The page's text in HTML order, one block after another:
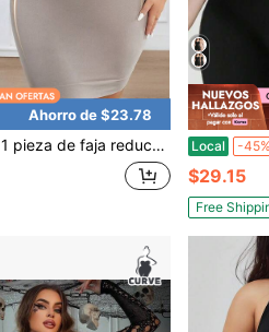
Ahorro de $23.78
1 pieza de faja reductora ajustable con tirantes finos, control de abdomen, moldeadora de cintura y glúteos, sin costuras, talla grande, compresión, para usar debajo de un vestido. Local -45%
$29.15
Free